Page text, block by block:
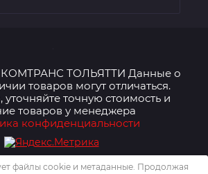
КОМТРАНС ТОЛЬЯТТИ Данные о
товаров могут отличаться.
уточняйте точную стоимость и
товаров у менеджера
конфиденциальности
файлы cookie и метаданные. Продолжая